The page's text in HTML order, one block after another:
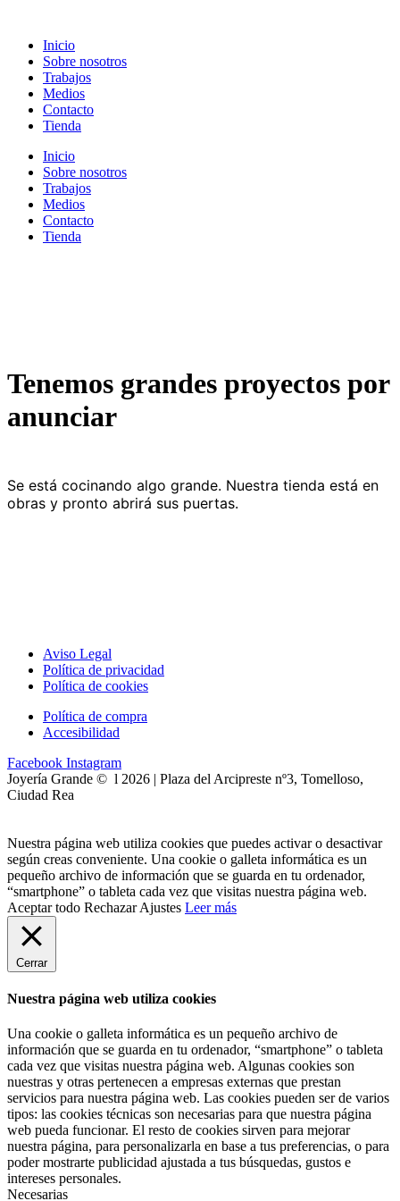
contenido
Inicio
Sobre nosotros
Trabajos
Medios
Contacto
Tienda
Inicio
Sobre nosotros
Trabajos
Medios
Contacto
Tienda
Tenemos grandes proyectos por
anunciar
Se está cocinando algo grande. Nuestra tienda está en
obras y pronto abrirá sus puertas.
Aviso Legal
Política de privacidad
Política de cookies
Política de compra
Accesibilidad
Facebook Instagram
Joyería Grande © l 2026 | Plaza del Arcipreste nº3, Tomelloso,
Ciudad Rea
Nuestra página web utiliza cookies que puedes activar o desactivar
según creas conveniente. Una cookie o galleta informática es un
pequeño archivo de información que se guarda en tu ordenador,
“smartphone” o tableta cada vez que visitas nuestra página web.
Aceptar todo Rechazar Ajustes Leer más
Cerrar
Nuestra página web utiliza cookies
Una cookie o galleta informática es un pequeño archivo de
información que se guarda en tu ordenador, “smartphone” o tableta
cada vez que visitas nuestra página web. Algunas cookies son
nuestras y otras pertenecen a empresas externas que prestan
servicios para nuestra página web. Las cookies pueden ser de varios
tipos: las cookies técnicas son necesarias para que nuestra página
web pueda funcionar. El resto de cookies sirven para mejorar
nuestra página, para personalizarla en base a tus preferencias, o para
poder mostrarte publicidad ajustada a tus búsquedas, gustos e
intereses personales.
Necesarias